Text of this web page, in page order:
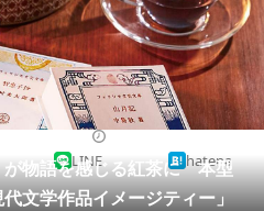
地域
教育・育児
リサーチ
が物語を感じる紅茶に 本型
文学作品イメージティー」
LINE hatena